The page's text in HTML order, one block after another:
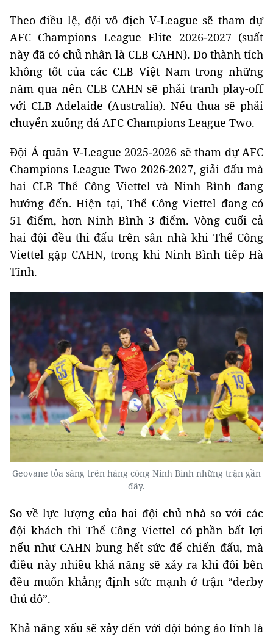
Theo điều lệ, đội vô địch V-League sẽ tham dự
AFC Champions League Elite 2026-2027 (suất
này đã có chủ nhân là CLB CAHN). Do thành tích
không tốt của các CLB Việt Nam trong những
năm qua nên CLB CAHN sẽ phải tranh play-off
với CLB Adelaide (Australia). Nếu thua sẽ phải
chuyển xuống đá AFC Champions League Two.
Đội Á quân V-League 2025-2026 sẽ tham dự AFC
Champions League Two 2026-2027, giải đấu mà
hai CLB Thể Công Viettel và Ninh Bình đang
hướng đến. Hiện tại, Thể Công Viettel đang có
51 điểm, hơn Ninh Bình 3 điểm. Vòng cuối cả
hai đội đều thi đấu trên sân nhà khi Thể Công
Viettel gặp CAHN, trong khi Ninh Bình tiếp Hà
Tĩnh.
Geovane tỏa sáng trên hàng công Ninh Bình những trận gần
đây.
So về lực lượng của hai đội chủ nhà so với các
đội khách thì Thể Công Viettel có phần bất lợi
nếu như CAHN bung hết sức để chiến đấu, mà
điều này nhiều khả năng sẽ xảy ra khi đôi bên
đều muốn khẳng định sức mạnh ở trận “derby
thủ đô”.
Khả năng xấu sẽ xảy đến với đội bóng áo lính là